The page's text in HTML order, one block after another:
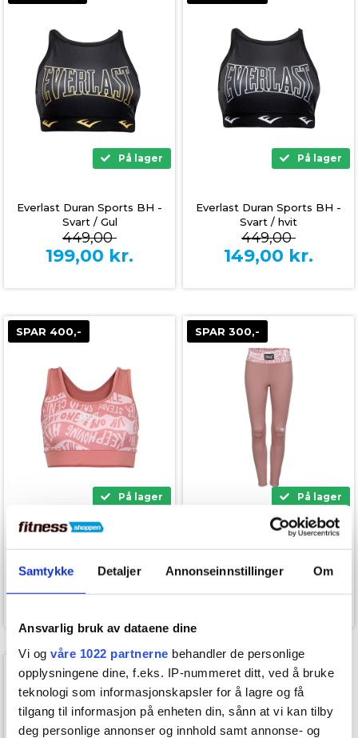
Samtykke Detaljer Annonseinnstillinger Om
Ansvarlig bruk av dataene dine
Vi og våre 1022 partnerne behandler de personlige
opplysningene dine, f.eks. IP-nummeret ditt, ved å bruke
teknologi som informasjonskapsler for å lagre og få
tilgang til informasjon på enheten din, sånn at vi kan tilby
deg personlige annonser og innhold samt annonse- og
På lager
Everlast Duran Sports BH -
Svart / Gul
449,00
199,00 kr.
På lager
Everlast Duran Sports BH -
Svart / hvit
449,00
149,00 kr.
SPAR 400,-
På lager
599,00
199,00kr.
SPAR 300,-
På lager
649,00
349,00kr.
SPAR 250,-